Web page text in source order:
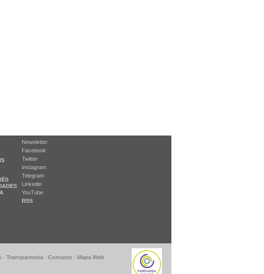
Newsletter
Facebook
Twitter
Instagram
Telegram
Linkedin
YouTube
RSS
- Transparencia - Contacto - Mapa Web